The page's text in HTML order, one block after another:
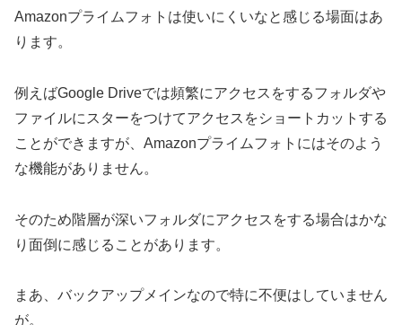
Amazonプライムフォトは使いにくいなと感じる場面はあ
ります。
例えばGoogle Driveでは頻繁にアクセスをするフォルダや
ファイルにスターをつけてアクセスをショートカットする
ことができますが、Amazonプライムフォトにはそのよう
な機能がありません。
そのため階層が深いフォルダにアクセスをする場合はかな
り面倒に感じることがあります。
まあ、バックアップメインなので特に不便はしていません
が。